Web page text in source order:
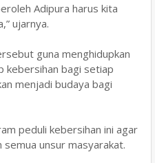
Adipura harus kita
ujarnya.
guna menghidupkan
kebersihan bagi setiap
menjadi budaya bagi
peduli kebersihan ini agar
semua unsur masyarakat.